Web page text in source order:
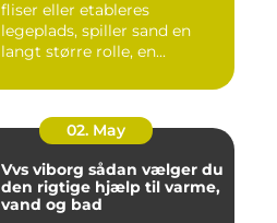
fliser eller etableres
legeplads, spiller sand en
langt større rolle, en...
02. May
Vvs viborg sådan vælger du
den rigtige hjælp til varme,
vand og bad